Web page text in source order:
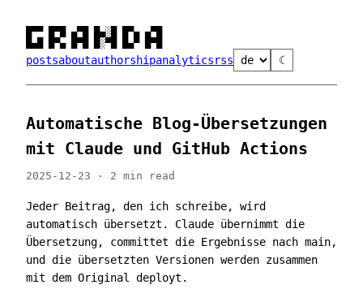
█▀▀ █▀█ ▄▀█ █▄░█ █▀▄ ▄▀█
█▄█ █▀▄ █▀█ █░▀█ █▄▀ █▀█
postsaboutauthorshipanalyticsrss ☾
Automatische Blog-Übersetzungen
mit Claude und GitHub Actions
2025-12-23 · 2 min read
Jeder Beitrag, den ich schreibe, wird
automatisch übersetzt. Claude übernimmt die
Übersetzung, committet die Ergebnisse nach main,
und die übersetzten Versionen werden zusammen
mit dem Original deployt.